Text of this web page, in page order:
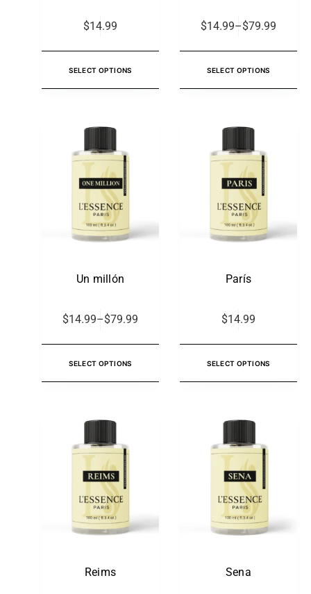
$14.99
SELECT OPTIONS
$14.99–$79.99
SELECT OPTIONS
Un millón
$14.99–$79.99
SELECT OPTIONS
París
$14.99
SELECT OPTIONS
Reims Sena